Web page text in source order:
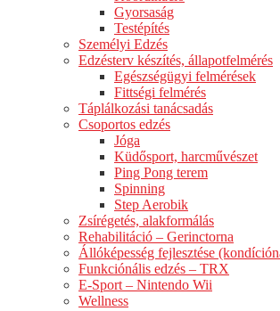
Gyorsaság
Testépítés
Személyi Edzés
Edzésterv készítés, állapotfelmérés
Egészségügyi felmérések
Fittségi felmérés
Táplálkozási tanácsadás
Csoportos edzés
Jóga
Küdősport, harcművészet
Ping Pong terem
Spinning
Step Aerobik
Zsírégetés, alakformálás
Rehabilitáció – Gerinctorna
Állóképesség fejlesztése
Funkciónális edzés – TRX
E-Sport – Nintendo Wii
Wellness